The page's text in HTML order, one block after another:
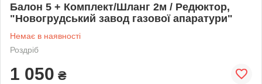
Балон 5 + Комплект/Шланг 2м / Редюктор,
"Новогрудський завод газової апаратури"
Немає в наявності
Роздріб
1 050 ₴